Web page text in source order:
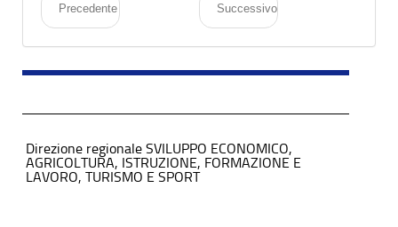
Precedente Successivo
Direzione regionale SVILUPPO ECONOMICO,
AGRICOLTURA, ISTRUZIONE, FORMAZIONE E
LAVORO, TURISMO E SPORT